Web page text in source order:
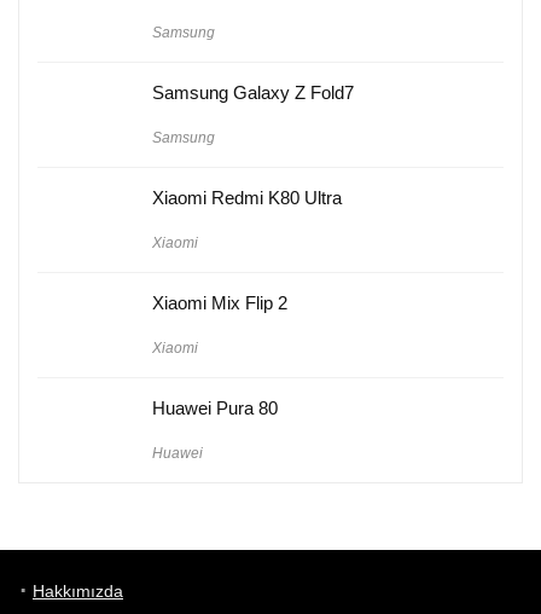
Samsung
Samsung Galaxy Z Fold7
Samsung
Xiaomi Redmi K80 Ultra
Xiaomi
Xiaomi Mix Flip 2
Xiaomi
Huawei Pura 80
Huawei
Hakkımızda